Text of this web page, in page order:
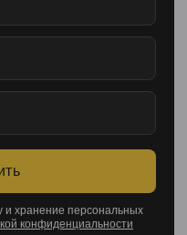
и хранение персональных
конфиденциальности